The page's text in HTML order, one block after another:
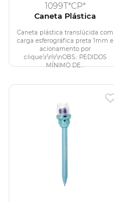
1099T*CP*
Caneta Plástica
Caneta plástica translúcida com
carga esferográfica preta 1mm e
acionamento por
clique.\r\n\r\nOBS.: PEDIDOS
MÍNIMO DE...